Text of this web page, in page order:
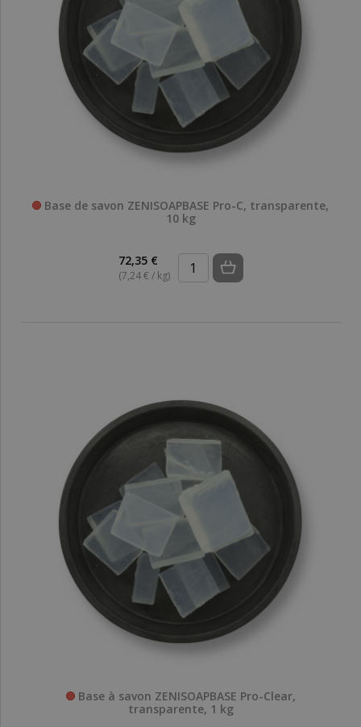
Base de savon ZENISOAPBASE Pro-C, transparente,
10 kg
72,35 €
(7,24 € / kg)
Base à savon ZENISOAPBASE Pro-Clear,
transparente, 1 kg